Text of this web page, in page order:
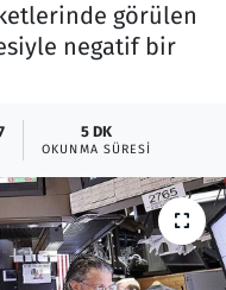
görülen
negatif bir
5 DK
OKUNMA SÜRESI